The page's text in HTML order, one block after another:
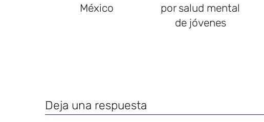
México
por salud mental
de jóvenes
Deja una respuesta